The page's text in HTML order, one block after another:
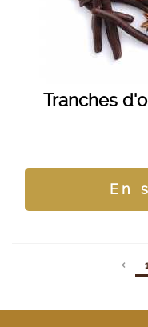
Tranches
En
1